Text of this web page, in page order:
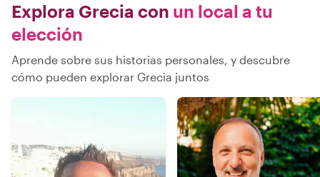
Explora Grecia con un local a tu
elección
Aprende sobre sus historias personales, y descubre
cómo pueden explorar Grecia juntos